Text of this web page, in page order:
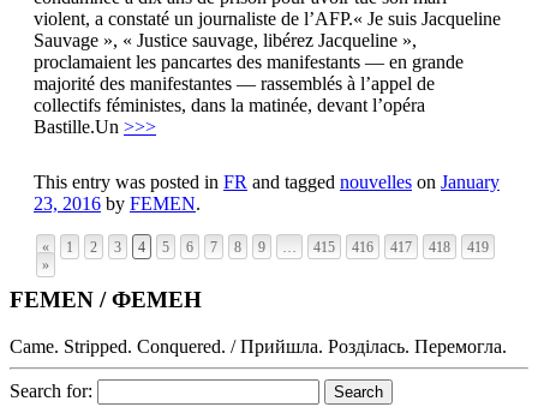
violent, a constaté un journaliste de l’AFP.« Je suis Jacqueline
Sauvage », « Justice sauvage, libérez Jacqueline »,
proclamaient les pancartes des manifestants — en grande
majorité des manifestantes — rassemblés à l’appel de
collectifs féministes, dans la matinée, devant l’opéra
Bastille.Un >>>
This entry was posted in FR and tagged nouvelles on January
23, 2016 by FEMEN.
« 1 2 3 4 5 6 7 8 9 … 415 416 417 418
419
»
FEMEN / ФЕМЕН
Came. Stripped. Conquered. / Прийшла. Розділась. Перемогла.
Search for: